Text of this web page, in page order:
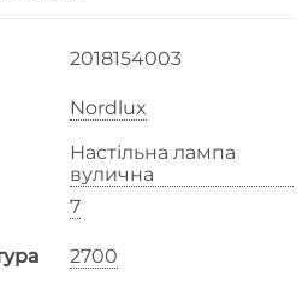
2018154003
Nordlux
Настільна лампа
вулична
7
2700